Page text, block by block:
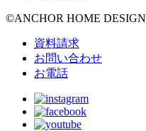
©ANCHOR HOME DESIGN
資料請求
お問い合わせ
お電話